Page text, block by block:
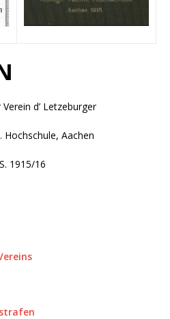
d’ Letzeburger
Hochschule, Aachen
1915/16